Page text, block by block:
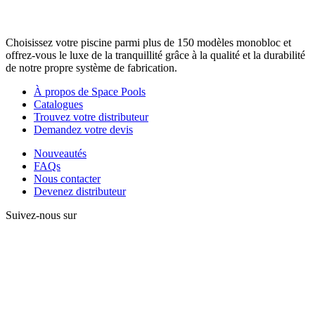
Choisissez votre piscine parmi plus de 150 modèles monobloc et
offrez-vous le luxe de la tranquillité grâce à la qualité et la durabilité
de notre propre système de fabrication.
À propos de Space Pools
Catalogues
Trouvez votre distributeur
Demandez votre devis
Nouveautés
FAQs
Nous contacter
Devenez distributeur
Suivez-nous sur